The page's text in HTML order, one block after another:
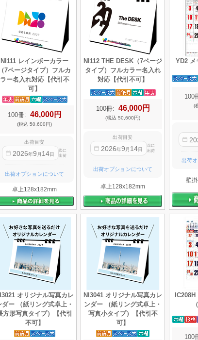
NI111 レインボーカラー
7ページタイプ）フルカ
ラー名入れ対応【代引不
可】
100冊: 46,000円
(税込 50,600円)
出荷目安
2026年9 月 14日
迄に
出荷
出荷オプションについて
卓上128x182mm
NI112 THE DESK（7ページ
タイプ）フルカラー名入れ
対応【代引不可】
100冊: 46,000円
(税込 50,600円)
出荷目安
2026年9 月 14日
迄に
出荷
出荷オプションについて
卓上128x182mm
YD2 メ
100
(
出荷
壁
オリジナル写真カレ
ダー （紙リング式卓上・
方形写真タイプ）【代引
不可】
NI3041 オリジナル写真カレ
ンダー （紙リング式卓上・
写真小タイプ）【代引不
可】
100